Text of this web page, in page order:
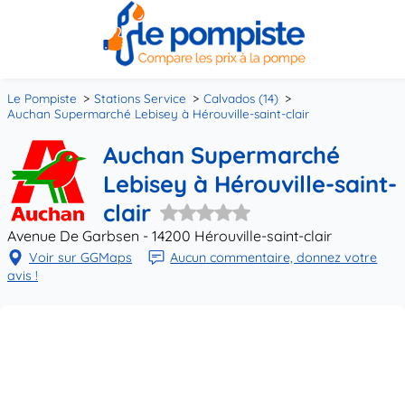
Le Pompiste Stations Service
Calvados (14)
Auchan Supermarché Lebisey à Hérouville-saint-clair
Auchan Supermarché
Lebisey à Hérouville-saint-
clair
Avenue De Garbsen - 14200 Hérouville-saint-clair
Voir sur GGMaps
Aucun commentaire, donnez votre
avis !